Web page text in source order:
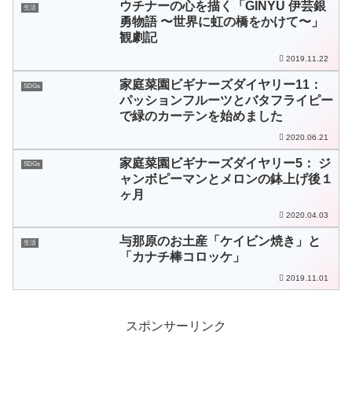
生活
ウチナーの心を描く「GINYU 伊芸銀
勇物語 〜世界に虹の橋をかけて〜」
観劇記
2019.11.22
SDGs
家庭菜園ビギナーズダイヤリー11：
パッションフルーツとバタフライピー
で緑のカーテンを始めました
2020.06.21
SDGs
家庭菜園ビギナーズダイヤリー5： ジ
ャンボピーマンとメロンの鉢上げ後１
ヶ月
2020.04.03
生活
与那原のお土産「ケイビン焼き」と
「カナチ棒コロッケ」
2019.11.01
スポンサーリンク